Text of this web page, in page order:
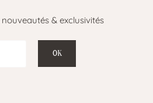
& exclusivités